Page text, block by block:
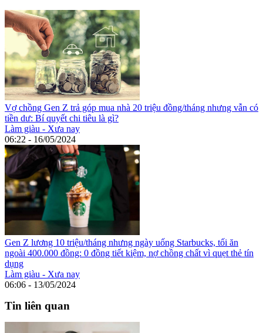
Vợ chồng Gen Z trả góp mua nhà 20 triệu đồng/tháng nhưng vẫn có
tiền dư: Bí quyết chi tiêu là gì?
Làm giàu - Xưa nay
06:22 - 16/05/2024
Gen Z lương 10 triệu/tháng nhưng ngày uống Starbucks, tối ăn
ngoài 400.000 đồng: 0 đồng tiết kiệm, nợ chồng chất vì quẹt thẻ tín
dụng
Làm giàu - Xưa nay
06:06 - 13/05/2024
Tin liên quan